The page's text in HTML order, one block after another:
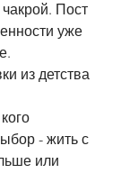
Пост
уже
из детства
- жить с
или